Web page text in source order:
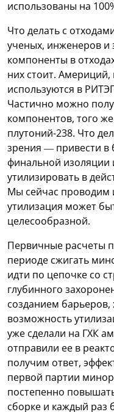
использованы на
Что делать с
ученых, инженеров
компоненты в
них стоит.
используются в
Частично можно
компонентов, того
плутоний-238. Что
зрения — привести в
финальной изоляции
утилизировать в
Мы сейчас проводим
утилизация может
целесообразной.
Первичные расчеты
периоде сжигать
идти по цепочке со
глубинного
созданием
возможность
уже сделали на ГХК
отправили ее в
получим ответ,
первой партии
постепенно
сборке и каждый раз